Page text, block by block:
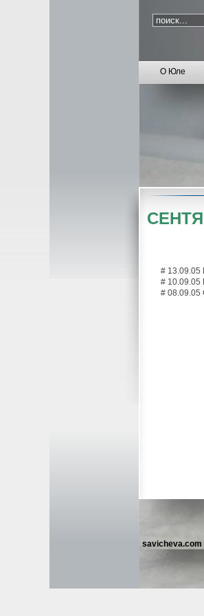
О Юле
# 13.09.05
# 10.09.05
# 08.09.05
savicheva.com